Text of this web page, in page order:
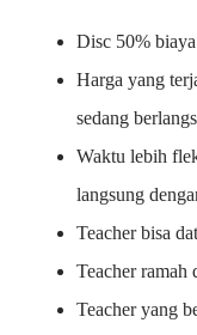
Disc 50%
Harga yang
sedang
Waktu lebih
langsung
Teacher bisa
Teacher ramah
Teacher yang